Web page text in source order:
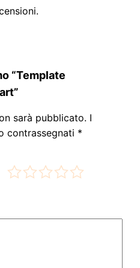
“Template
sarà pubblicato. I
contrassegnati *